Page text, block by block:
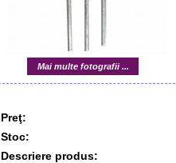
Mai multe fotografii ...
Preţ:
Stoc:
Descriere produs: